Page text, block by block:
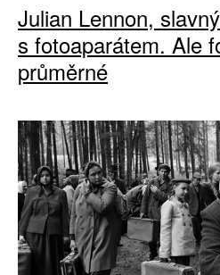
Julian Lennon,
s fotoaparátem. Ale
průměrné